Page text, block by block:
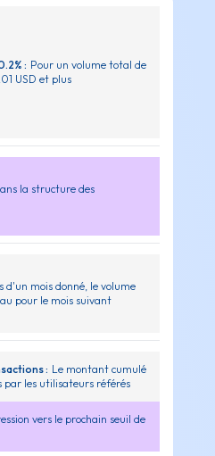
: Pour un volume total de
USD et plus
la structure des
d'un mois donné, le volume
pour le mois suivant
: Le montant cumulé
par les utilisateurs référés
vers le prochain seuil de